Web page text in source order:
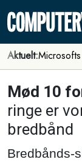
Aktuelt:
Mød 10
ringe er
bredbånd
Bredbånds-